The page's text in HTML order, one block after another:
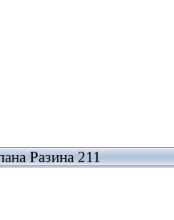
Разина 211